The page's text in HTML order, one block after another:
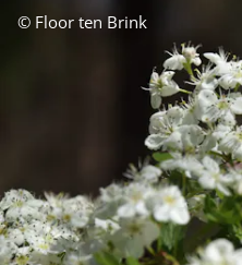
© Floor ten Brink